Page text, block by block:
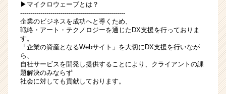
ン
グ・
コ
サ
ル
域
▶マイクロウェーブとは？
----------------------------------------------------
企業のビジネスを成功へと導くため、
戦略・アート・テクノロジーを通じたDX支援を行っておりま
す。
「企業の資産となるWebサイト」を大切にDX支援を行いなが
ら、
自社サービスを開発し提供することにより、クライアントの課
題解決のみならず
社会に対しても貢献しております。